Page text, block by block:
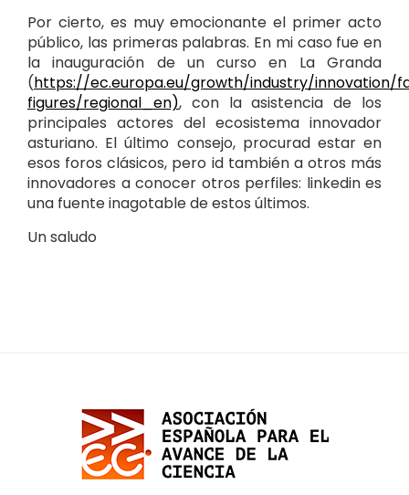
Por cierto, es muy emocionante el primer acto
público, las primeras palabras. En mi caso fue en
la inauguración de un curso en La Granda
(https://ec.europa.eu/growth/industry/innovation/
figures/regional_en), con la asistencia de los
principales actores del ecosistema innovador
asturiano. El último consejo, procurad estar en
esos foros clásicos, pero id también a otros más
innovadores a conocer otros perfiles: linkedin es
una fuente inagotable de estos últimos.
Un saludo